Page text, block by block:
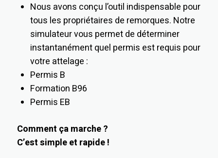
Nous avons conçu l’outil indispensable pour
tous les propriétaires de remorques. Notre
simulateur vous permet de déterminer
instantanément quel permis est requis pour
votre attelage :
Permis B
Formation B96
Permis EB
Comment ça marche ?
C’est simple et rapide !